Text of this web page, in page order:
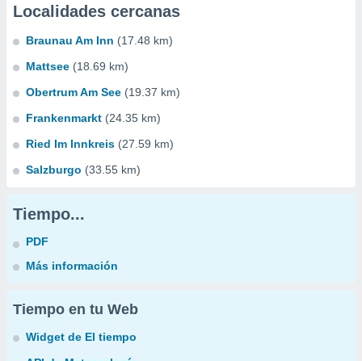
Localidades cercanas
Braunau Am Inn (17.48 km)
Mattsee (18.69 km)
Obertrum Am See (19.37 km)
Frankenmarkt (24.35 km)
Ried Im Innkreis (27.59 km)
Salzburgo (33.55 km)
Tiempo...
PDF
Más información
Tiempo en tu Web
Widget de El tiempo